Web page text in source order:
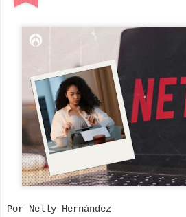
Por Nelly Hernández